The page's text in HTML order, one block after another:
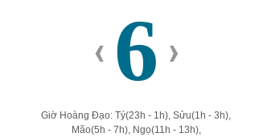
‹ 6 ›
Giờ Hoàng Đạo: Tý(23h - 1h), Sửu(1h - 3h),
Mão(5h - 7h), Ngọ(11h - 13h),